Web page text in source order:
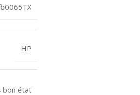
HP
bon état